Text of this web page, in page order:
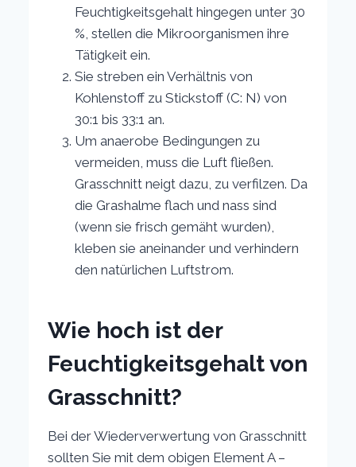
Feuchtigkeitsgehalt hingegen unter 30
%, stellen die Mikroorganismen ihre
Tätigkeit ein.
Sie streben ein Verhältnis von
Kohlenstoff zu Stickstoff (C: N) von
30:1 bis 33:1 an.
Um anaerobe Bedingungen zu
vermeiden, muss die Luft fließen.
Grasschnitt neigt dazu, zu verfilzen. Da
die Grashalme flach und nass sind
(wenn sie frisch gemäht wurden),
kleben sie aneinander und verhindern
den natürlichen Luftstrom.
Wie hoch ist der
Feuchtigkeitsgehalt von
Grasschnitt?
Bei der Wiederverwertung von Grasschnitt
sollten Sie mit dem obigen Element A –